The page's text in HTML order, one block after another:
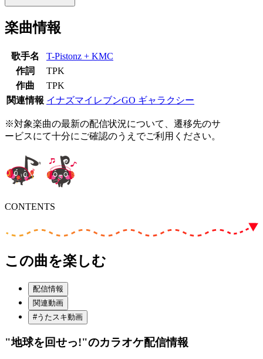
楽曲情報
歌手名
T-Pistonz + KMC
作詞
TPK
作曲
TPK
関連情報 イナズマイレブンGO ギャラクシー
※対象楽曲の最新の配信状況について、遷移先のサ
ービスにて十分にご確認のうえでご利用ください。
CONTENTS
この曲を楽しむ
配信情報
関連動画
#うたスキ動画
"地球を回せっ!"のカラオケ配信情報